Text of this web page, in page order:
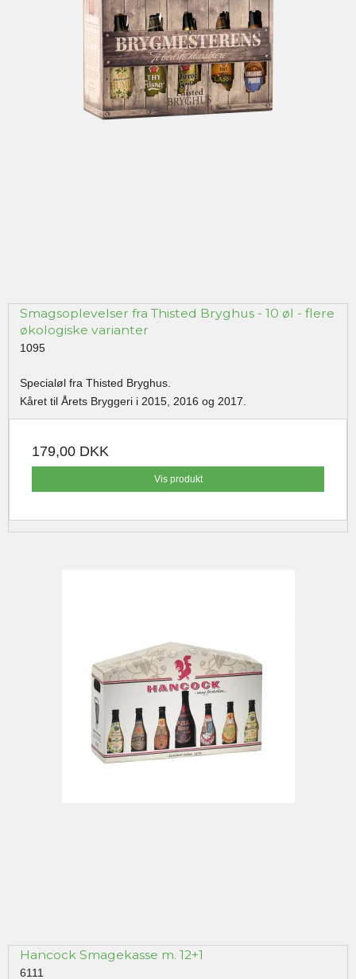
Smagsoplevelser fra Thisted Bryghus - 10 øl - flere
økologiske varianter
1095
Specialøl fra Thisted Bryghus.
Kåret til Årets Bryggeri i 2015, 2016 og 2017.
179,00 DKK
Vis produkt
Hancock Smagekasse m. 12+1
6111